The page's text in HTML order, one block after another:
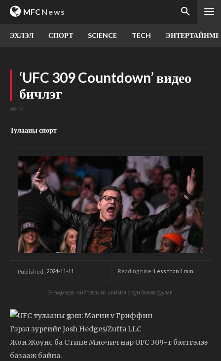
MFCNews
ЭХЛЭЛ СПОРТ SCIENCE TECH
‘UFC 309 Countdown’ видео
бичлэг
91
Тулааны спорт
Published: 2024-11-11 Reading time: Less than 1 min.
Энэхүү мэдээ, нийтлэлийг хиймэл оюун боловсруулав.
Гэрэл зургийг Josh Hedges/Zuffa LLC
Жон Жоунс ба Стипе Миочич нар UFC 309-т бэлтгэлээ
базааж байна.